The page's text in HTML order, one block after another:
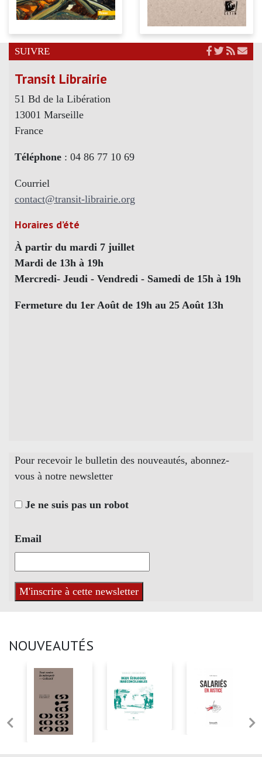
SUIVRE
Transit Librairie
51 Bd de la Libération
13001 Marseille
France
Téléphone : 04 86 77 10 69
Courriel
contact@transit-librairie.org
Horaires d’été
À partir du mardi 7 juillet
Mardi de 13h à 19h
Mercredi- Jeudi - Vendredi - Samedi de 15h à 19h
Fermeture du 1er Août de 19h au 25 Août 13h
Pour recevoir le bulletin des nouveautés, abonnez-
vous à notre newsletter
Je ne suis pas un robot
Email
NOUVEAUTÉS